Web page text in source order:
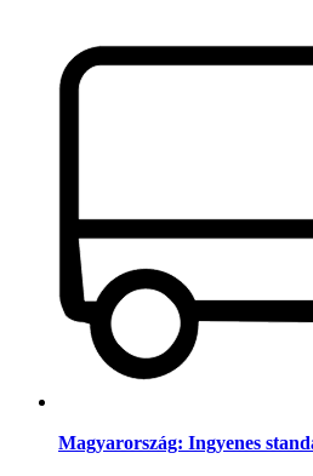
Magyarország: Ingyenes